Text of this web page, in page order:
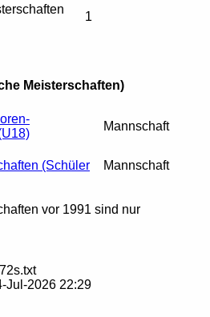
1
Meisterschaften)
Mannschaft
(Schüler
Mannschaft
vor 1991 sind nur
Jul-2026 22:29